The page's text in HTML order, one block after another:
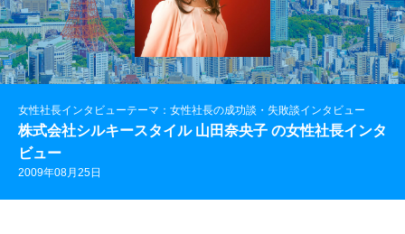
女性社長インタビューテーマ：女性社長の成功談・失敗談インタビュー
株式会社シルキースタイル 山田奈央子 の女性社長インタ
ビュー
2009年08月25日